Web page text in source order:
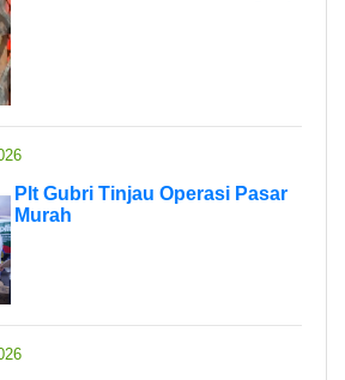
Plt Gubri Tinjau Operasi Pasar
Murah